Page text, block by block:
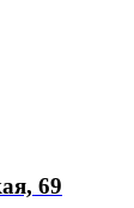
69